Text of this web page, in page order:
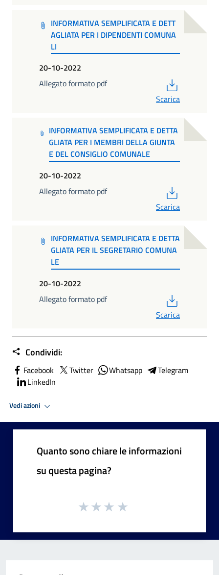
INFORMATIVA SEMPLIFICATA E DETT
AGLIATA PER I DIPENDENTI COMUNA
LI
20-10-2022
Allegato formato pdf
Scarica
INFORMATIVA SEMPLIFICATA E DETTA
GLIATA PER I MEMBRI DELLA GIUNTA
E DEL CONSIGLIO COMUNALE
20-10-2022
Allegato formato pdf
Scarica
INFORMATIVA SEMPLIFICATA E DETTA
GLIATA PER IL SEGRETARIO COMUNA
LE
20-10-2022
Allegato formato pdf
Scarica
Condividi:
Facebook Twitter Whatsapp
Telegram
LinkedIn
Vedi azioni
Quanto sono chiare le informazioni
su questa pagina?